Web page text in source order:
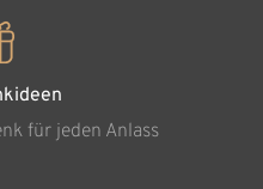
für jeden Anlass